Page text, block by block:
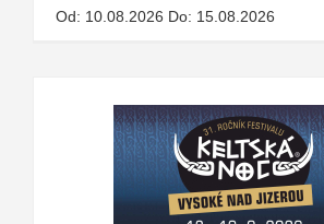
Od: 10.08.2026 Do: 15.08.2026